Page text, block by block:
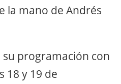
la mano de Andrés
programación con
18 y 19 de